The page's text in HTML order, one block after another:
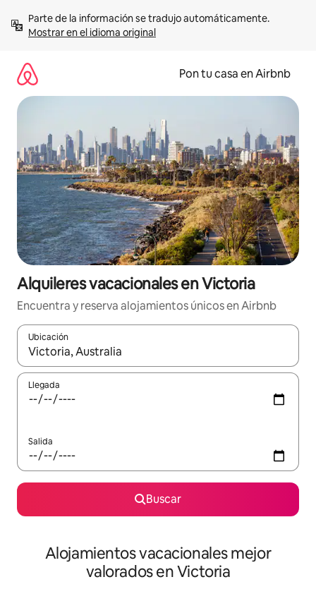
contenidoMostrar en el idioma original
Pon tu casa en Airbnb
Alquileres vacacionales en Victoria
Encuentra y reserva alojamientos únicos en Airbnb
Ubicación
Cuando los resultados estén disponibles, navega con las
Llegada
Salida
Buscar
Alojamientos vacacionales mejor
valorados en Victoria